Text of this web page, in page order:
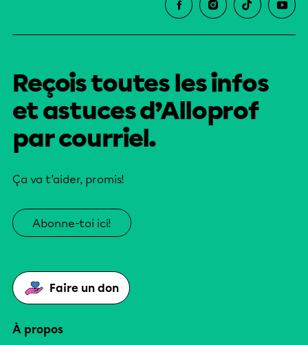
Reçois toutes les infos
et astuces d’Alloprof
par courriel.
Ça va t’aider, promis!
Abonne-toi ici!
Faire un don
À propos